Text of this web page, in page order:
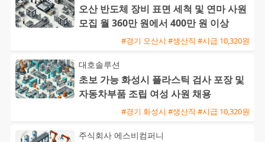
오산 반도체 장비 표면 세척 및 연마 사원
모집 월 360만 원에서 400만 원 이상
#경기 오산시 #생산직 #시급 10,320원
대호솔루션
초보 가능 화성시 플라스틱 검사 포장 및
자동차부품 조립 여성 사원 채용
#경기 화성시 #생산직 #시급 10,320원
주식회사 에스비컴퍼니